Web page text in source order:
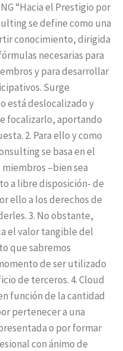
“Hacia el Prestigio por
se define como una
conocimiento, dirigida
necesarias para
y para desarrollar
Surge
está deslocalizado y
focalizarlo, aportando
2. Para ello y como
se basa en el
–bien sea
a libre disposición- de
ello a los derechos de
3. No obstante,
el valor tangible del
que sabremos
de ser utilizado
de terceros. 4. Cloud
función de la cantidad
pertenecer a una
o por formar
con ánimo de